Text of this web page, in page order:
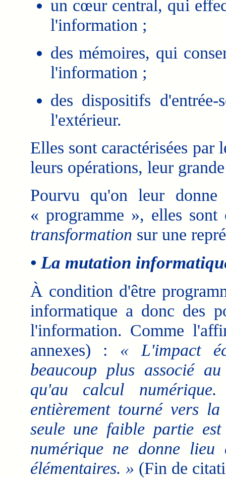
un cœur central, qui
l'information ;
des mémoires, qui
l'information ;
des dispositifs
l'extérieur.
Elles sont caractérisées
leurs opérations, leur
Pourvu qu'on leur
« programme », elles sont
transformation sur une
• La mutation
À condition d'être
informatique a donc des
l'information. Comme
annexes) : « L'impact
beaucoup plus associé
qu'au calcul
entièrement tourné vers
seule une faible partie
numérique ne donne
élémentaires. » (Fin de